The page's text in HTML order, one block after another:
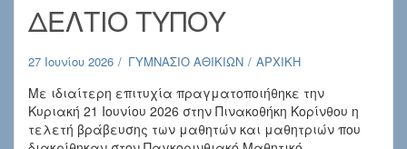
ΔΕΛΤΙΟ ΤΥΠΟΥ
27 Ιουνίου 2026 ΓΥΜΝΑΣΙΟ ΑΘΙΚΙΩΝ ΑΡΧΙΚΗ
Με ιδιαίτερη επιτυχία πραγματοποιήθηκε την
Κυριακή 21 Ιουνίου 2026 στην Πινακοθήκη Κορίνθου η
τελετή βράβευσης των μαθητών και μαθητριών που